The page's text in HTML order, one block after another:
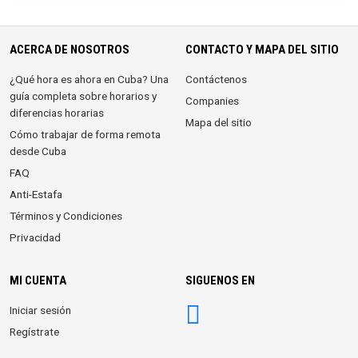
ACERCA DE NOSOTROS
¿Qué hora es ahora en Cuba? Una
guía completa sobre horarios y
diferencias horarias
Cómo trabajar de forma remota
desde Cuba
FAQ
Anti-Estafa
Términos y Condiciones
Privacidad
CONTACTO Y MAPA DEL SITIO
Contáctenos
Companies
Mapa del sitio
MI CUENTA
Iniciar sesión
Regístrate
SIGUENOS EN